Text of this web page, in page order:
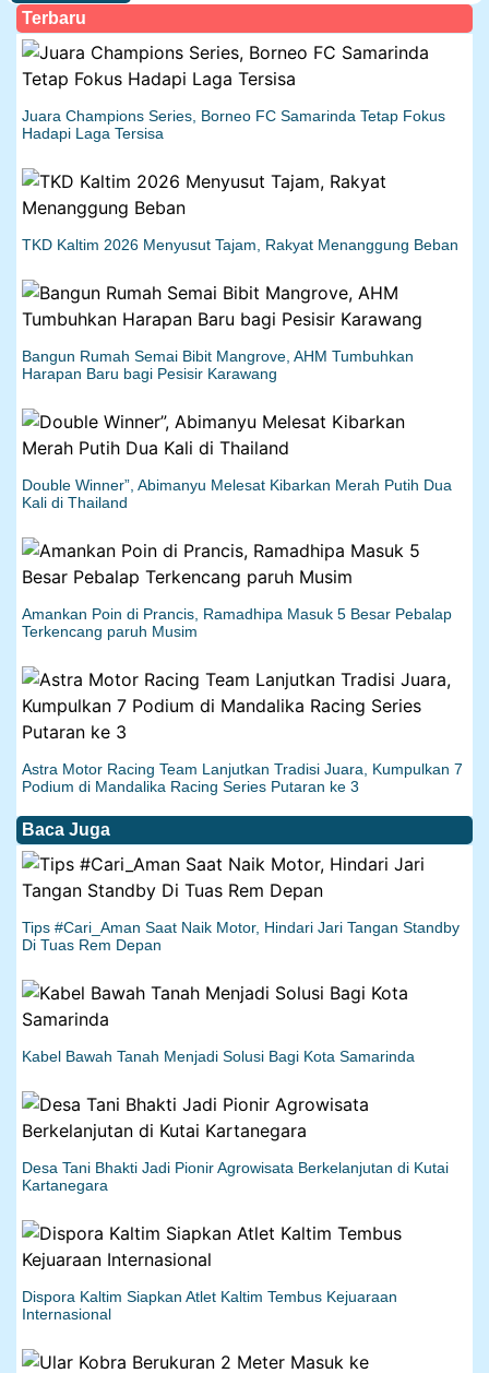
Terbaru
Juara Champions Series, Borneo FC Samarinda Tetap Fokus
Hadapi Laga Tersisa
TKD Kaltim 2026 Menyusut Tajam, Rakyat Menanggung Beban
Bangun Rumah Semai Bibit Mangrove, AHM Tumbuhkan
Harapan Baru bagi Pesisir Karawang
Double Winner”, Abimanyu Melesat Kibarkan Merah Putih Dua
Kali di Thailand
Amankan Poin di Prancis, Ramadhipa Masuk 5 Besar Pebalap
Terkencang paruh Musim
Astra Motor Racing Team Lanjutkan Tradisi Juara, Kumpulkan 7
Podium di Mandalika Racing Series Putaran ke 3
Baca Juga
Tips #Cari_Aman Saat Naik Motor, Hindari Jari Tangan Standby
Di Tuas Rem Depan
Kabel Bawah Tanah Menjadi Solusi Bagi Kota Samarinda
Desa Tani Bhakti Jadi Pionir Agrowisata Berkelanjutan di Kutai
Kartanegara
Dispora Kaltim Siapkan Atlet Kaltim Tembus Kejuaraan
Internasional